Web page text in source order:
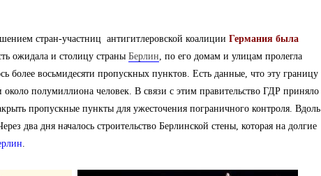
стран-участниц антигитлеровской коалиции Германия была
ожидала и столицу страны Берлин, по его домам и улицам пролегла
более восьмидесяти пропускных пунктов. Есть данные, что эту границу
полумиллиона человек. В связи с этим правительство ГДР приняло
пропускные пункты для ужесточения пограничного контроля. Вдоль
два дня началось строительство Берлинской стены, которая на долгие
.